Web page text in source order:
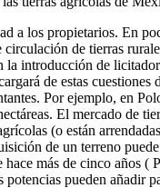
a los propietarios. En
de tierras
introducción de
de estas
Por ejemplo, en
El mercado de
(o están
de un terreno
más de cinco años
pueden añadir